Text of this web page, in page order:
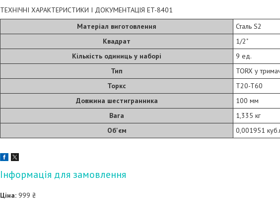
ТЕХНІЧНІ ХАРАКТЕРИСТИКИ І ДОКУМЕНТАЦІЯ ET-8401
Матеріал виготовлення
Сталь S2
Квадрат
1/2"
Кількість одиниць у наборі
9 ед.
Тип
TORX у
Торкс
T20-T60
Довжина шестигранника
100 мм
Вага
1,335 кг
Об'єм
0,001951
Інформація для замовлення
Ціна: 999 ₴